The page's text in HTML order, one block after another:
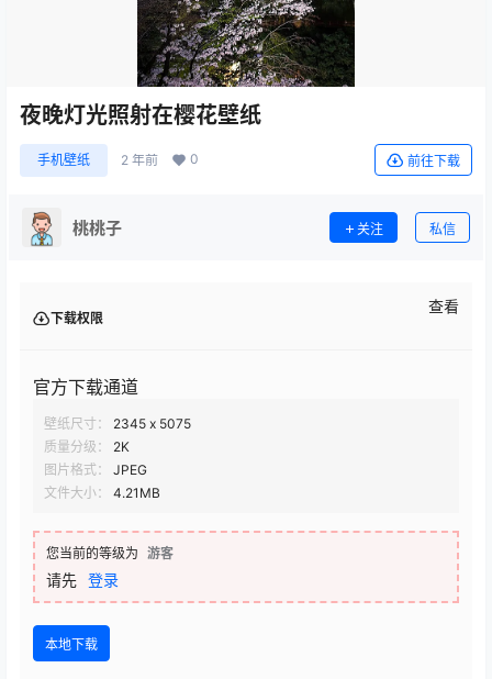
夜晚灯光照射在樱花壁纸
手机壁纸 2 年前 0 前往下载
桃桃子 关注 私信
下载权限
查看
官方下载通道
壁纸尺寸：
2345 x 5075
质量分级：
2K
图片格式：
JPEG
文件大小：
4.21MB
您当前的等级为 游客
请先 登录
本地下载